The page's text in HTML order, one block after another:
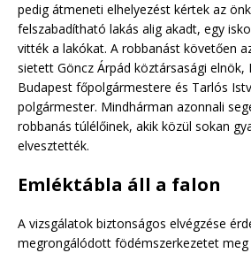
pedig átmeneti elhelyezést kértek az
felszabadítható lakás alig akadt, egy
vitték a lakókat. A robbanást követően
sietett Göncz Árpád köztársasági elnök,
Budapest főpolgármestere és Tarlós
polgármester. Mindhárman azonnali
robbanás túlélőinek, akik közül sokan
elvesztették.
Emléktábla áll a falon
A vizsgálatok biztonságos elvégzése
megrongálódott födémszerkezetet